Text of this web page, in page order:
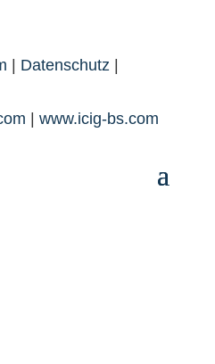
| Datenschutz |
| www.icig-bs.com